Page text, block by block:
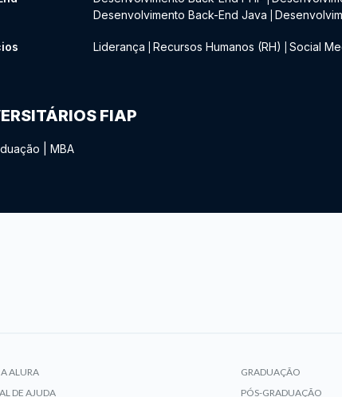
Desenvolvimento Back-End Java
Liderança Recursos Humanos (RH) Social
FIAP
MBA
ALURA
DE AJUDA
GRADUAÇÃO
PÓS-GRADUAÇÃO